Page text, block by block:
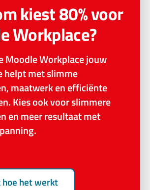
kiest 80% voor
Workplace?
Moodle Workplace jouw
helpt met slimme
maatwerk en efficiënte
Kies ook voor slimmere
en meer resultaat met
hoe het werkt